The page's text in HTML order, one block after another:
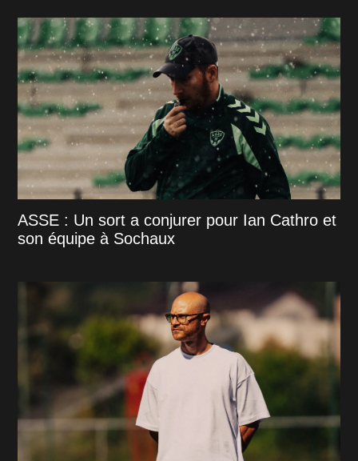
ASSE : Un sort a conjurer pour Ian Cathro et
son équipe à Sochaux